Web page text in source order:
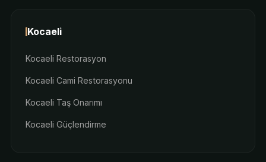
Kocaeli
Kocaeli Restorasyon
Kocaeli Cami Restorasyonu
Kocaeli Taş Onarımı
Kocaeli Güçlendirme